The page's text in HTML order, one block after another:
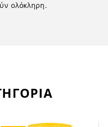
ολόκληρη.